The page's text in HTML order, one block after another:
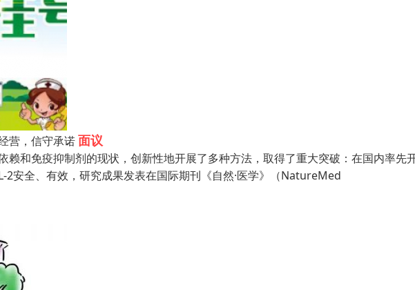
营，信守承诺面议
赖和免疫抑制剂的现状，创新性地开展了多种方法，取得了重大突破：在国内率先
安全、有效，研究成果发表在国际期刊《自然·医学》（NatureMed